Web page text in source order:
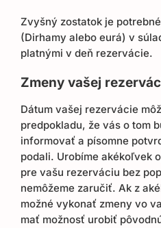
Zvyšný zostatok je
(Dirhamy alebo eurá) v
platnými v deň rezervácie.
Zmeny vašej
Dátum vašej rezervácie
predpokladu, že vás o tom
informovať a písomne
podali. Urobíme akékoľvek
pre vašu rezerváciu bez
nemôžeme zaručiť. Ak z
možné vykonať zmeny vo
mať možnosť urobiť